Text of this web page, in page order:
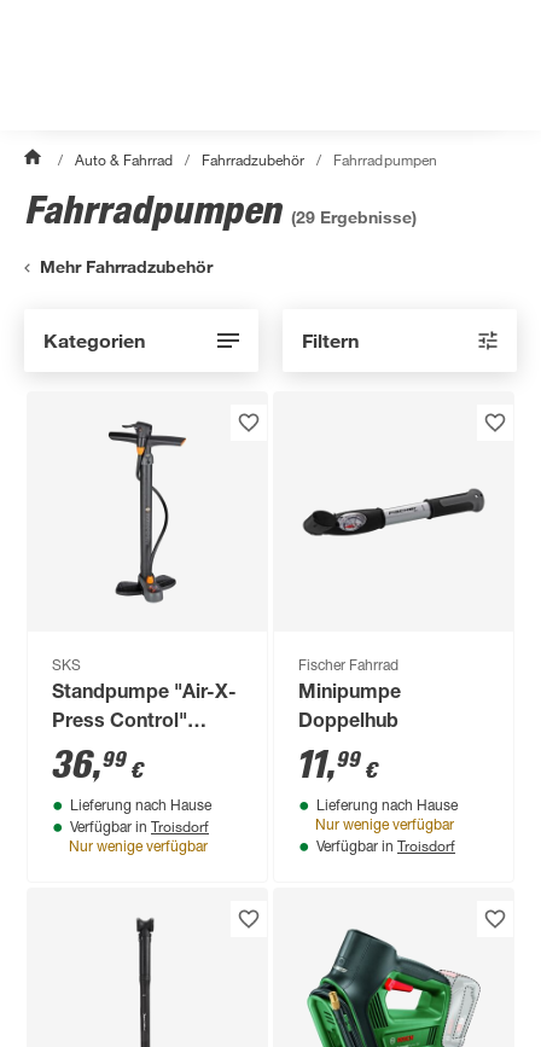
/ Auto & Fahrrad / Fahrradzubehör / Fahrradpumpen
Fahrradpumpen (29 Ergebnisse)
Mehr Fahrradzubehör
Kategorien Filtern
SKS
Standpumpe "Air-X-
Press Control"
Kunststoff schwarz
36,99 €
Lieferung nach Hause
Verfügbar in Troisdorf
Nur wenige verfügbar
Fischer Fahrrad
Minipumpe
Doppelhub
11,99 €
Lieferung nach Hause
Nur wenige verfügbar
Verfügbar in Troisdorf